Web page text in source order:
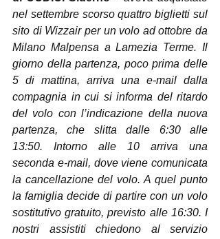
nel settembre scorso quattro biglietti sul
sito di Wizzair per un volo ad ottobre da
Milano Malpensa a Lamezia Terme. Il
giorno della partenza, poco prima delle
5 di mattina, arriva una e-mail dalla
compagnia in cui si informa del ritardo
del volo con l’indicazione della nuova
partenza, che slitta dalle 6:30 alle
13:50. Intorno alle 10 arriva una
seconda e-mail, dove viene comunicata
la cancellazione del volo. A quel punto
la famiglia decide di partire con un volo
sostitutivo gratuito, previsto alle 16:30. I
nostri assistiti chiedono al servizio